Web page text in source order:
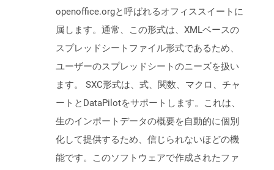
openoffice.orgと呼ばれるオフィススイートに
属します。通常、この形式は、XMLベースの
スプレッドシートファイル形式であるため、
ユーザーのスプレッドシートのニーズを扱い
ます。 SXC形式は、式、関数、マクロ、チャ
ートとDataPilotをサポートします。これは、
生のインポートデータの概要を自動的に個別
化して提供するため、信じられないほどの機
能です。このソフトウェアで作成されたファ